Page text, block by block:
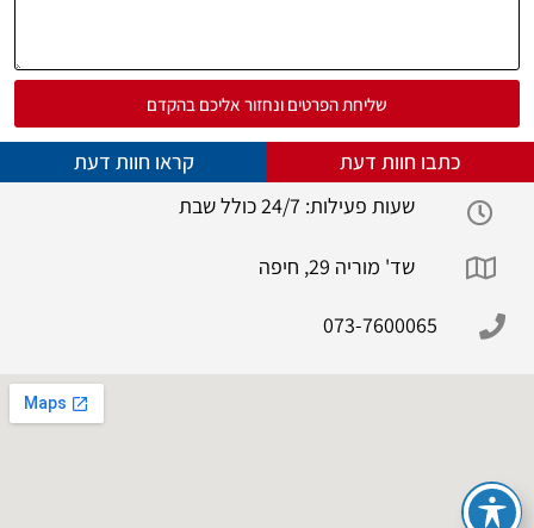
שליחת הפרטים ונחזור אליכם בהקדם
כתבו חוות דעת
קראו חוות דעת
שעות פעילות: 24/7 כולל שבת
שד' מוריה 29, חיפה
073-7600065